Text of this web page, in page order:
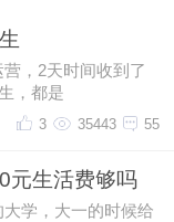
，2天时间收到了
，都是
55
35443
3
元生活费够吗
学，大一的时候给